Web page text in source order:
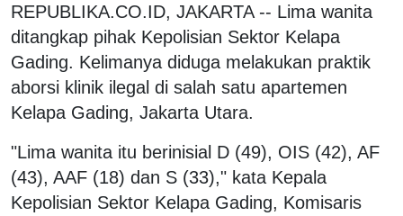
REPUBLIKA.CO.ID, JAKARTA -- Lima wanita
ditangkap pihak Kepolisian Sektor Kelapa
Gading. Kelimanya diduga melakukan praktik
aborsi klinik ilegal di salah satu apartemen
Kelapa Gading, Jakarta Utara.
"Lima wanita itu berinisial D (49), OIS (42), AF
(43), AAF (18) dan S (33)," kata Kepala
Kepolisian Sektor Kelapa Gading, Komisaris